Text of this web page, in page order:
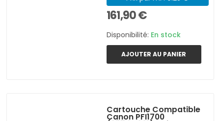
161,90 €
Disponibilité: En stock
AJOUTER AU PANIER
Cartouche Compatible
Canon PFI1700